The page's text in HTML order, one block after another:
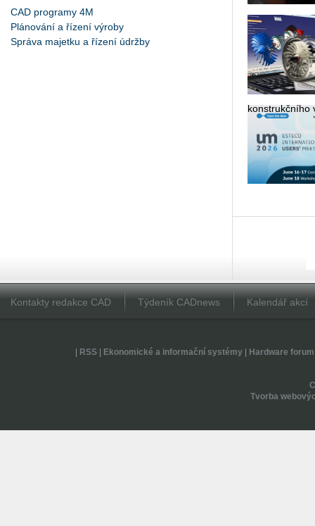
CAD programy 4M
Plánování a řízení výroby
Správa majetku a řízení údržby
kon­strukč­ní­ho
Kontakty redakce CAD Týdeník CADnews Kalendář akcí
RSS| Ekonomické a informační systémy| Hardware forum
Tvorba